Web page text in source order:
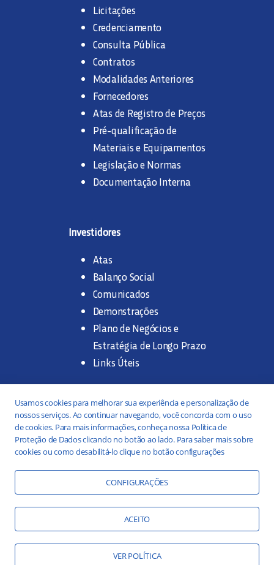
Licitações
Credenciamento
Consulta Pública
Contratos
Modalidades Anteriores
Fornecedores
Atas de Registro de Preços
Pré-qualificação de
Materiais e Equipamentos
Legislação e Normas
Documentação Interna
Investidores
Atas
Balanço Social
Comunicados
Demonstrações
Plano de Negócios e
Estratégia de Longo Prazo
Links Úteis
Trabalhe na SANASA
Concurso Público
Estágio
Portal da Transparência
Práticas ESG
Responsabilidade Social
Educação Ambiental
Usamos cookies para melhorar sua experiência e personalização de
nossos serviços. Ao continuar navegando, você concorda com o uso
de cookies. Para mais informações, conheça nossa Política de
Proteção de Dados clicando no botão ao lado. Para saber mais sobre
cookies ou como desabilitá-lo clique no botão configurações
CONFIGURAÇÕES
ACEITO
VER POLÍTICA